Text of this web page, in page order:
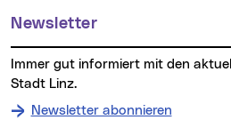
Newsletter
Stadt Linz.
Newsletter abonnieren